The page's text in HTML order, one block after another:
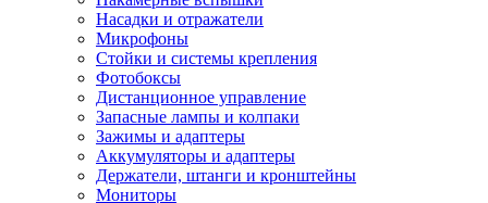
Насадки и отражатели
Микрофоны
Стойки и системы крепления
Фотобоксы
Дистанционное управление
Запасные лампы и колпаки
Зажимы и адаптеры
Аккумуляторы и адаптеры
Держатели, штанги и кронштейны
Мониторы